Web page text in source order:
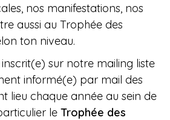
nos manifestations, nos
aussi au Trophée des
ton niveau.
sur notre mailing liste
informé(e) par mail des
lieu chaque année au sein de
le Trophée des